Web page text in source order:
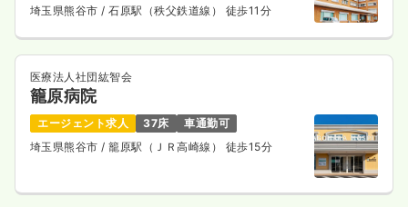
埼玉県熊谷市 / 石原駅（秩父鉄道線） 徒歩11分
医療法人社団紘智会
籠原病院
エージェント求人 37床
車通勤可
埼玉県熊谷市/ 籠原駅（ＪＲ高崎線） 徒歩15分